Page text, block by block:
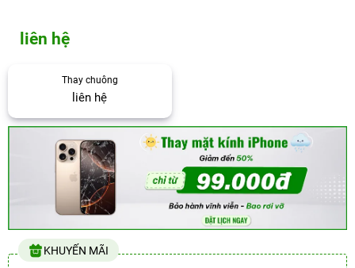
liên hệ
Thay chuông
liên hệ
KHUYẾN MÃI